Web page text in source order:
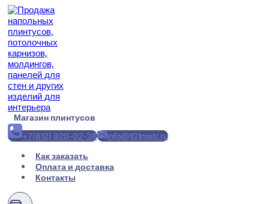
Перейти
содержимому
Магазин плинтусов
+7(812) 920-02-38
info@101metr.ru
Как заказать
Оплата и доставка
Контакты